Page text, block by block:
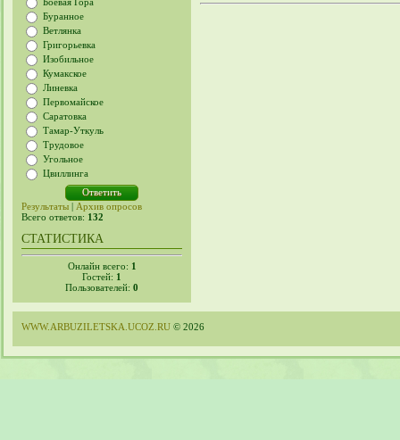
Буранное
Ветлянка
Григорьевка
Изобильное
Кумакское
Линевка
Первомайское
Саратовка
Тамар-Уткуль
Трудовое
Угольное
Цвиллинга
Результаты | Архив опросов
Всего ответов: 132
СТАТИСТИКА
Онлайн всего: 1
Гостей: 1
Пользователей: 0
WWW.ARBUZILETSKA.UCOZ.RU © 2026